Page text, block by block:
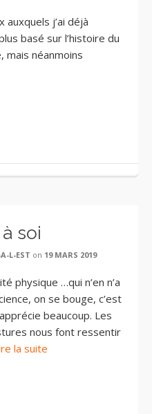
j’ai déjà
basé sur l’histoire du
mais néanmoins
soi
L-EST on 19 MARS 2019
physique …qui n’en n’a
on se bouge, c’est
beaucoup. Les
nous font ressentir
la suite